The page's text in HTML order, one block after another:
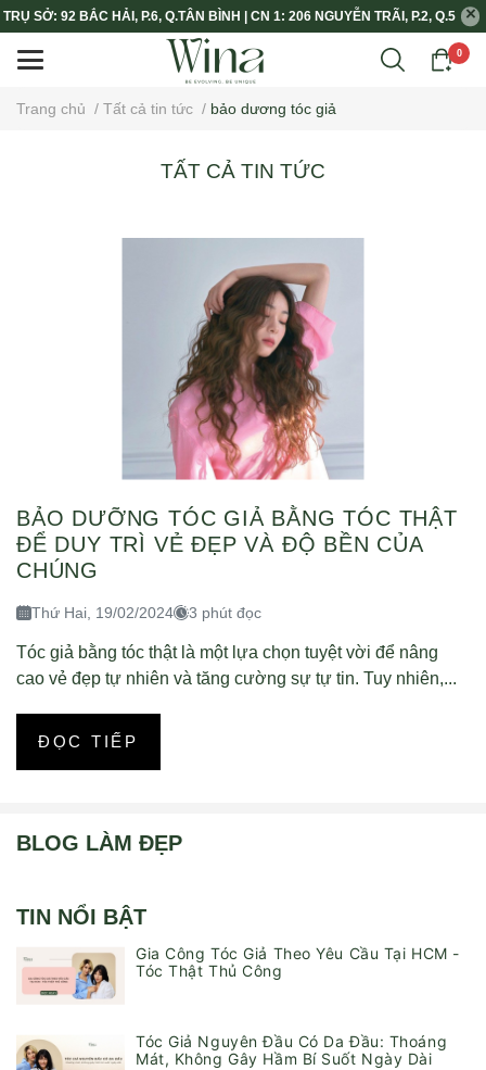
TRỤ SỞ: 92 BẮC HẢI, P.6, Q.TÂN BÌNH | CN 1: 206 NGUYỄN TRÃI, P.2, Q.5
0
Trang chủ / Tất cả tin tức / bảo dương tóc giả
TẤT CẢ TIN TỨC
BẢO DƯỠNG TÓC GIẢ BẰNG TÓC THẬT
ĐỂ DUY TRÌ VẺ ĐẸP VÀ ĐỘ BỀN CỦA
CHÚNG
Thứ Hai, 19/02/2024 3 phút đọc
Tóc giả bằng tóc thật là một lựa chọn tuyệt vời để nâng
cao vẻ đẹp tự nhiên và tăng cường sự tự tin. Tuy nhiên,...
ĐỌC TIẾP
BLOG LÀM ĐẸP
TIN NỔI BẬT
Gia Công Tóc Giả Theo Yêu Cầu Tại HCM -
Tóc Thật Thủ Công
Tóc Giả Nguyên Đầu Có Da Đầu: Thoáng
Mát, Không Gây Hầm Bí Suốt Ngày Dài